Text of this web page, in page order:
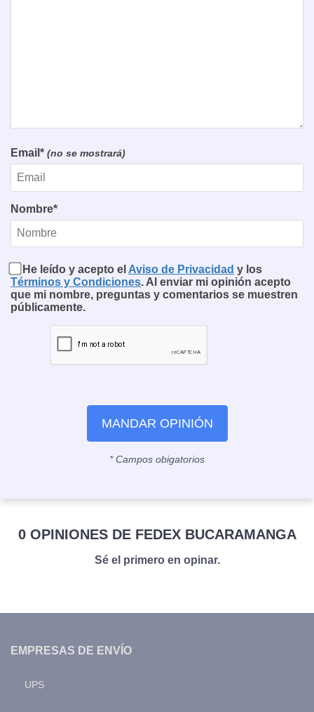
Email* (no se mostrará)
Nombre*
He leído y acepto el Aviso de Privacidad y los
Términos y Condiciones. Al enviar mi opinión acepto
que mi nombre, preguntas y comentarios se muestren
públicamente.
MANDAR OPINIÓN
* Campos obigatorios
0 OPINIONES DE FEDEX BUCARAMANGA
Sé el primero en opinar.
EMPRESAS DE ENVÍO
UPS